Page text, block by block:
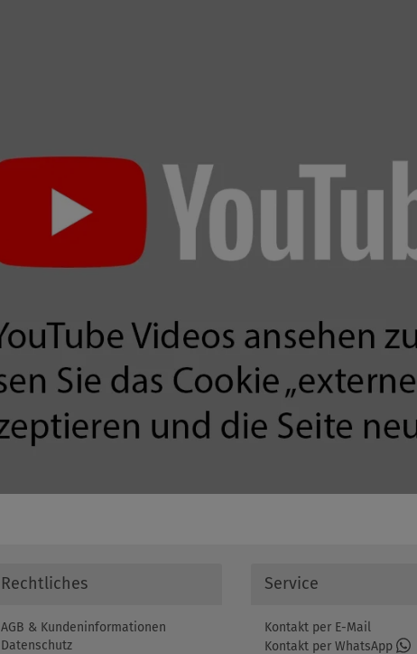
Rechtliches
AGB & Kundeninformationen
Datenschutz
Service
Kontakt per E-Mail
Kontakt per WhatsApp